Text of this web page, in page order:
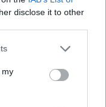
disclose it to other
or more Google
You may click to
third-party tags to
in below Google
my
másodfokúra